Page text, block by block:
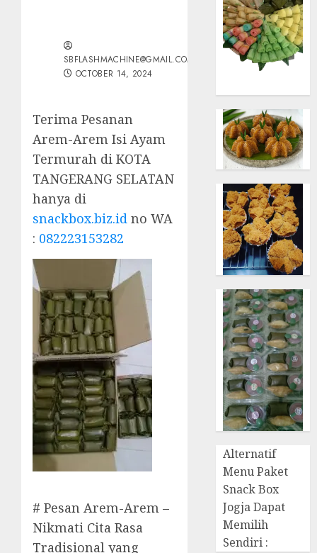
SBFLASHMACHINE@GMAIL.COM
OCTOBER 14, 2024
Terima Pesanan
Arem-Arem Isi Ayam
Termurah di KOTA
TANGERANG SELATAN
hanya di
snackbox.biz.id no WA
: 082223153282
# Pesan Arem-Arem –
Nikmati Cita Rasa
Tradisional yang
Alternatif
Menu Paket
Snack Box
Jogja Dapat
Memilih
Sendiri :